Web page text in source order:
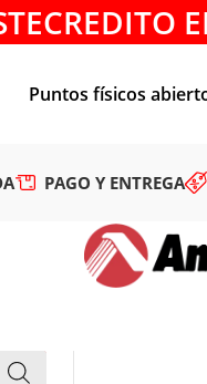
Puntos físicos
PAGO Y ENTREGA